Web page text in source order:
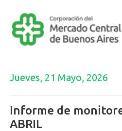
Jueves, 21 Mayo, 2026
Informe de
ABRIL